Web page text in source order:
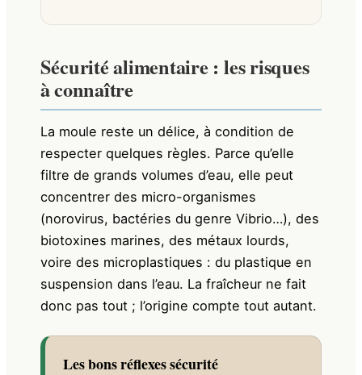
Sécurité alimentaire : les risques
à connaître
La moule reste un délice, à condition de
respecter quelques règles. Parce qu’elle
filtre de grands volumes d’eau, elle peut
concentrer des micro-organismes
(norovirus, bactéries du genre Vibrio…), des
biotoxines marines, des métaux lourds,
voire des microplastiques : du plastique en
suspension dans l’eau. La fraîcheur ne fait
donc pas tout ; l’origine compte tout autant.
Les bons réflexes sécurité